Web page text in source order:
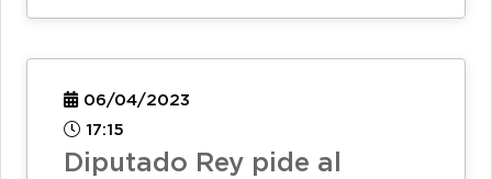
06/04/2023
17:15
Diputado Rey pide al